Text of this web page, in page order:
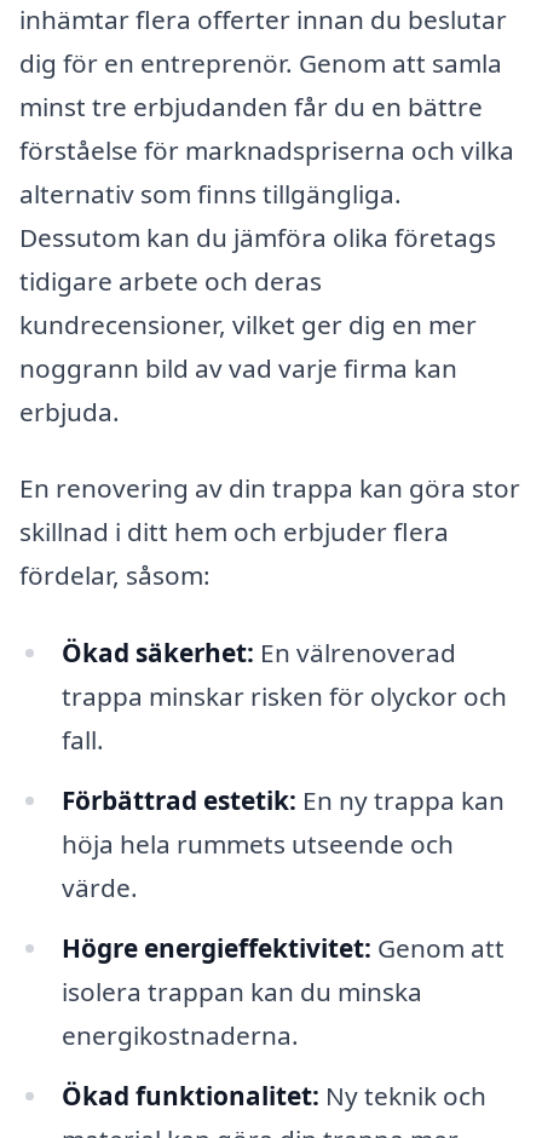
inhämtar flera offerter innan du beslutar
dig för en entreprenör. Genom att samla
minst tre erbjudanden får du en bättre
förståelse för marknadspriserna och vilka
alternativ som finns tillgängliga.
Dessutom kan du jämföra olika företags
tidigare arbete och deras
kundrecensioner, vilket ger dig en mer
noggrann bild av vad varje firma kan
erbjuda.
En renovering av din trappa kan göra stor
skillnad i ditt hem och erbjuder flera
fördelar, såsom:
Ökad säkerhet: En välrenoverad
trappa minskar risken för olyckor och
fall.
Förbättrad estetik: En ny trappa kan
höja hela rummets utseende och
värde.
Högre energieffektivitet: Genom att
isolera trappan kan du minska
energikostnaderna.
Ökad funktionalitet: Ny teknik och